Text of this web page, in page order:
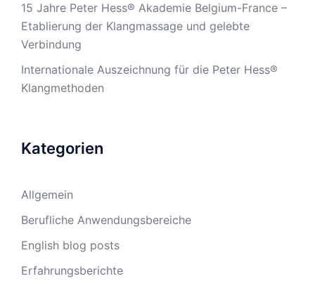
15 Jahre Peter Hess® Akademie Belgium-France –
Etablierung der Klangmassage und gelebte
Verbindung
Internationale Auszeichnung für die Peter Hess®
Klangmethoden
Kategorien
Allgemein
Berufliche Anwendungsbereiche
English blog posts
Erfahrungsberichte